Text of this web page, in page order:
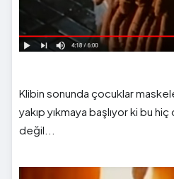
Klibin sonunda çocuklar
yakıp yıkmaya başlıyor ki bu
değil...